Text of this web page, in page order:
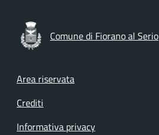
Comune di Fiorano al Serio
Footer menu
Area riservata
Crediti
Informativa privacy